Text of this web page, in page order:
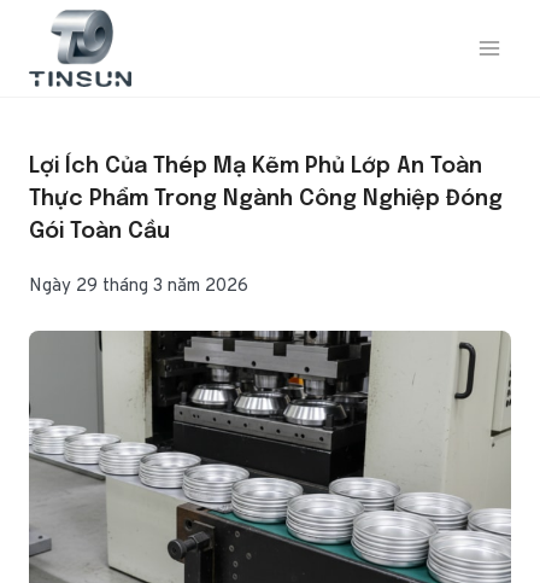
Lợi Ích Của Thép Mạ Kẽm Phủ Lớp An Toàn
Thực Phẩm Trong Ngành Công Nghiệp Đóng
Gói Toàn Cầu
Ngày 29 tháng 3 năm 2026